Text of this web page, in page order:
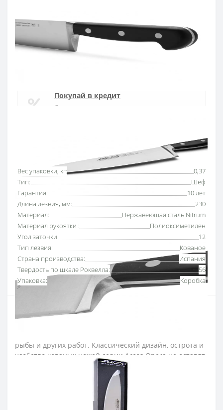
Основные характеристики Все характеристики
Вес упаковки, кг:
0,37
Тип:
Шеф
Гарантия:
10 лет
Длина лезвия, мм:
230
Материал:
Нержавеющая сталь Nitrum
Материал рукоятки :
Полиоксиметилен
Угол заточки:
12
Тип лезвия:
Кованое
Страна производства:
Испания
Твердость по шкале Роквелла:
56
Упаковка:
Коробка
Доставка в течении 1-3 дней по Украине
Гарантия качества
Покупай в кредит
Оплата частями или мгновенная рассрочка
Нож поварской 230 мм серии «Опера» Аркос
рыбы и других работ. Классический дизайн, острота и
удобство кованых ножей серии Arcos Opera не оставят
равнодушными как профессионального повара, так и
Лезвие шеф-ножа изготовили из эксклюзивной
нержавеющей стали NITRUM, которая имеет